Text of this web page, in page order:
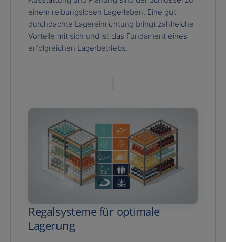
einem reibungslosen Lagerleben. Eine gut
durchdachte Lagereinrichtung bringt zahlreiche
Vorteile mit sich und ist das Fundament eines
erfolgreichen Lagerbetriebs.
Regalsysteme für optimale
Lagerung